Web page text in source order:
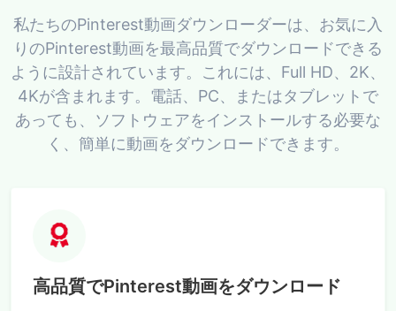
私たちのPinterest動画ダウンローダーは、お気に入
りのPinterest動画を最高品質でダウンロードできる
ように設計されています。これには、Full HD、2K、
4Kが含まれます。電話、PC、またはタブレットで
あっても、ソフトウェアをインストールする必要な
く、簡単に動画をダウンロードできます。
高品質でPinterest動画をダウンロード